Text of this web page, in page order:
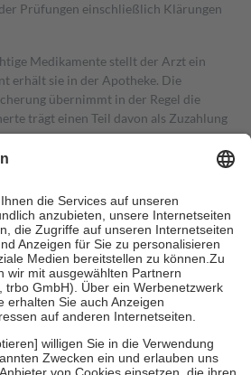
Prüfungen einschließlich Klärungen
Medikamente stellt der Arzt ein
erhält sie in der Apotheke. Die
übernimmt in der Regel die
trägt einen Teil davon als Zuzahlung
Zuzahlungen in Höhe von zehn
sind jedoch nie mehr als die tatsächlichen
auch für Online-Apotheken.
Krankenpflege beträgt die
Kosten sowie zehn Euro je
für ihre eigene Gesundheit zu
Stellung der Familie zu unterstützen,
an bei:
bis zum vollendeten 18. Lebensjahr